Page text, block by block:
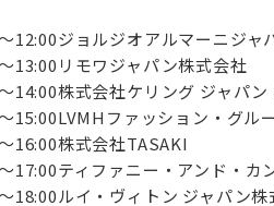
12:00ジョルジオアルマーニジャ
13:00リモワジャパン株式会社
14:00株式会社ケリング ジャパ
15:00LVMHファッション・グル
16:00株式会社TASAKI
17:00ティファニー・アンド・カ
18:00ルイ・ヴィトン ジャパン株